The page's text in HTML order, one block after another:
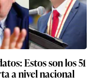
Estos son los 51
a nivel nacional